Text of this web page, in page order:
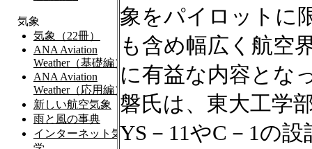
象をパイロットに
も含め幅広く航空
に有益な内容とな
磐氏は、東大工学
YS－11やC－1の